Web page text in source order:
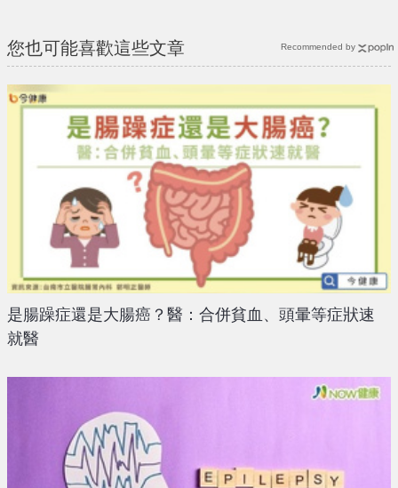
您也可能喜歡這些文章
是腸躁症還是大腸癌？醫：合併貧血、頭暈等症狀速
就醫
Recommended by